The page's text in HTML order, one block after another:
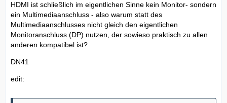
HDMI ist schließlich im eigentlichen Sinne kein Monitor- sondern
ein Multimediaanschluss - also warum statt des
Multimediaanschlusses nicht gleich den eigentlichen
Monitoranschluss (DP) nutzen, der sowieso praktisch zu allen
anderen kompatibel ist?
DN41
edit: